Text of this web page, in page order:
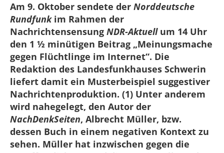
Am 9. Oktober sendete der Norddeutsche
Rundfunkim Rahmen der
Nachrichtensensung NDR-Aktuellum 14 Uhr
den 1 ½ minütigen Beitrag „Meinungsmache
gegen Flüchtlinge im Internet“. Die
Redaktion des Landesfunkhauses Schwerin
liefert damit ein Musterbeispiel suggestiver
Nachrichtenproduktion. (1) Unter anderem
wird nahegelegt, den Autor der
NachDenkSeiten, Albrecht Müller, bzw.
dessen Buch in einem negativen Kontext zu
sehen. Müller hat inzwischen gegen die